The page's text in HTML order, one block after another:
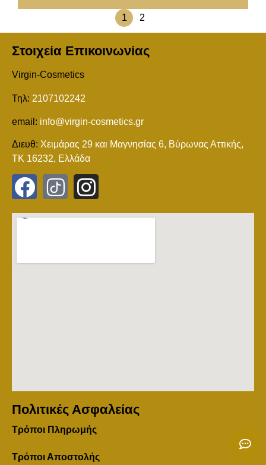
1 2
Στοιχεία Επικοινωνίας
Virgin-Cosmetics
Τηλ: 2107102242
email: info@virgin-cosmetics.gr
Διευθ: Χειμάρας 29 και Mαγνησίας 6, Βύρωνας Αττικής,
ΤΚ 16232, Ελλάδα
Πολιτικές Ασφαλείας
Τρόποι Πληρωμής
Τρόποι Αποστολής